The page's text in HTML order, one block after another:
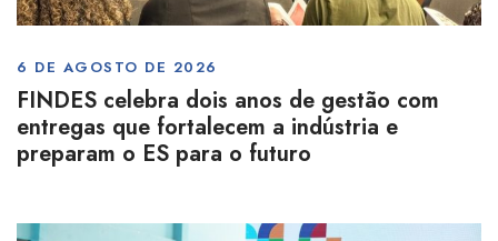
6 DE AGOSTO DE 2026
FINDES celebra dois anos de gestão com
entregas que fortalecem a indústria e
preparam o ES para o futuro